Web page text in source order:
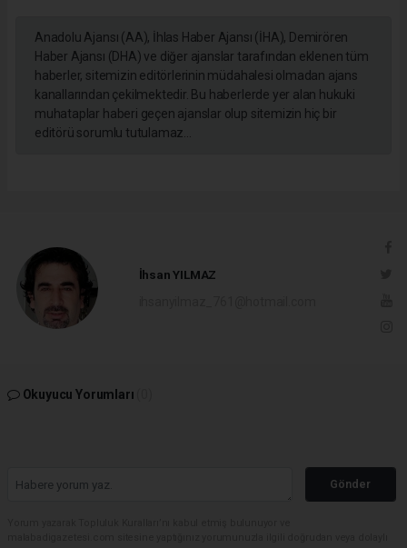
Anadolu Ajansı (AA), İhlas Haber Ajansı (İHA), Demirören
Haber Ajansı (DHA) ve diğer ajanslar tarafından eklenen tüm
haberler, sitemizin editörlerinin müdahalesi olmadan ajans
kanallarından çekilmektedir. Bu haberlerde yer alan hukuki
muhataplar haberi geçen ajanslar olup sitemizin hiç bir
editörü sorumlu tutulamaz...
İhsan YILMAZ
Okuyucu Yorumları
Gönder